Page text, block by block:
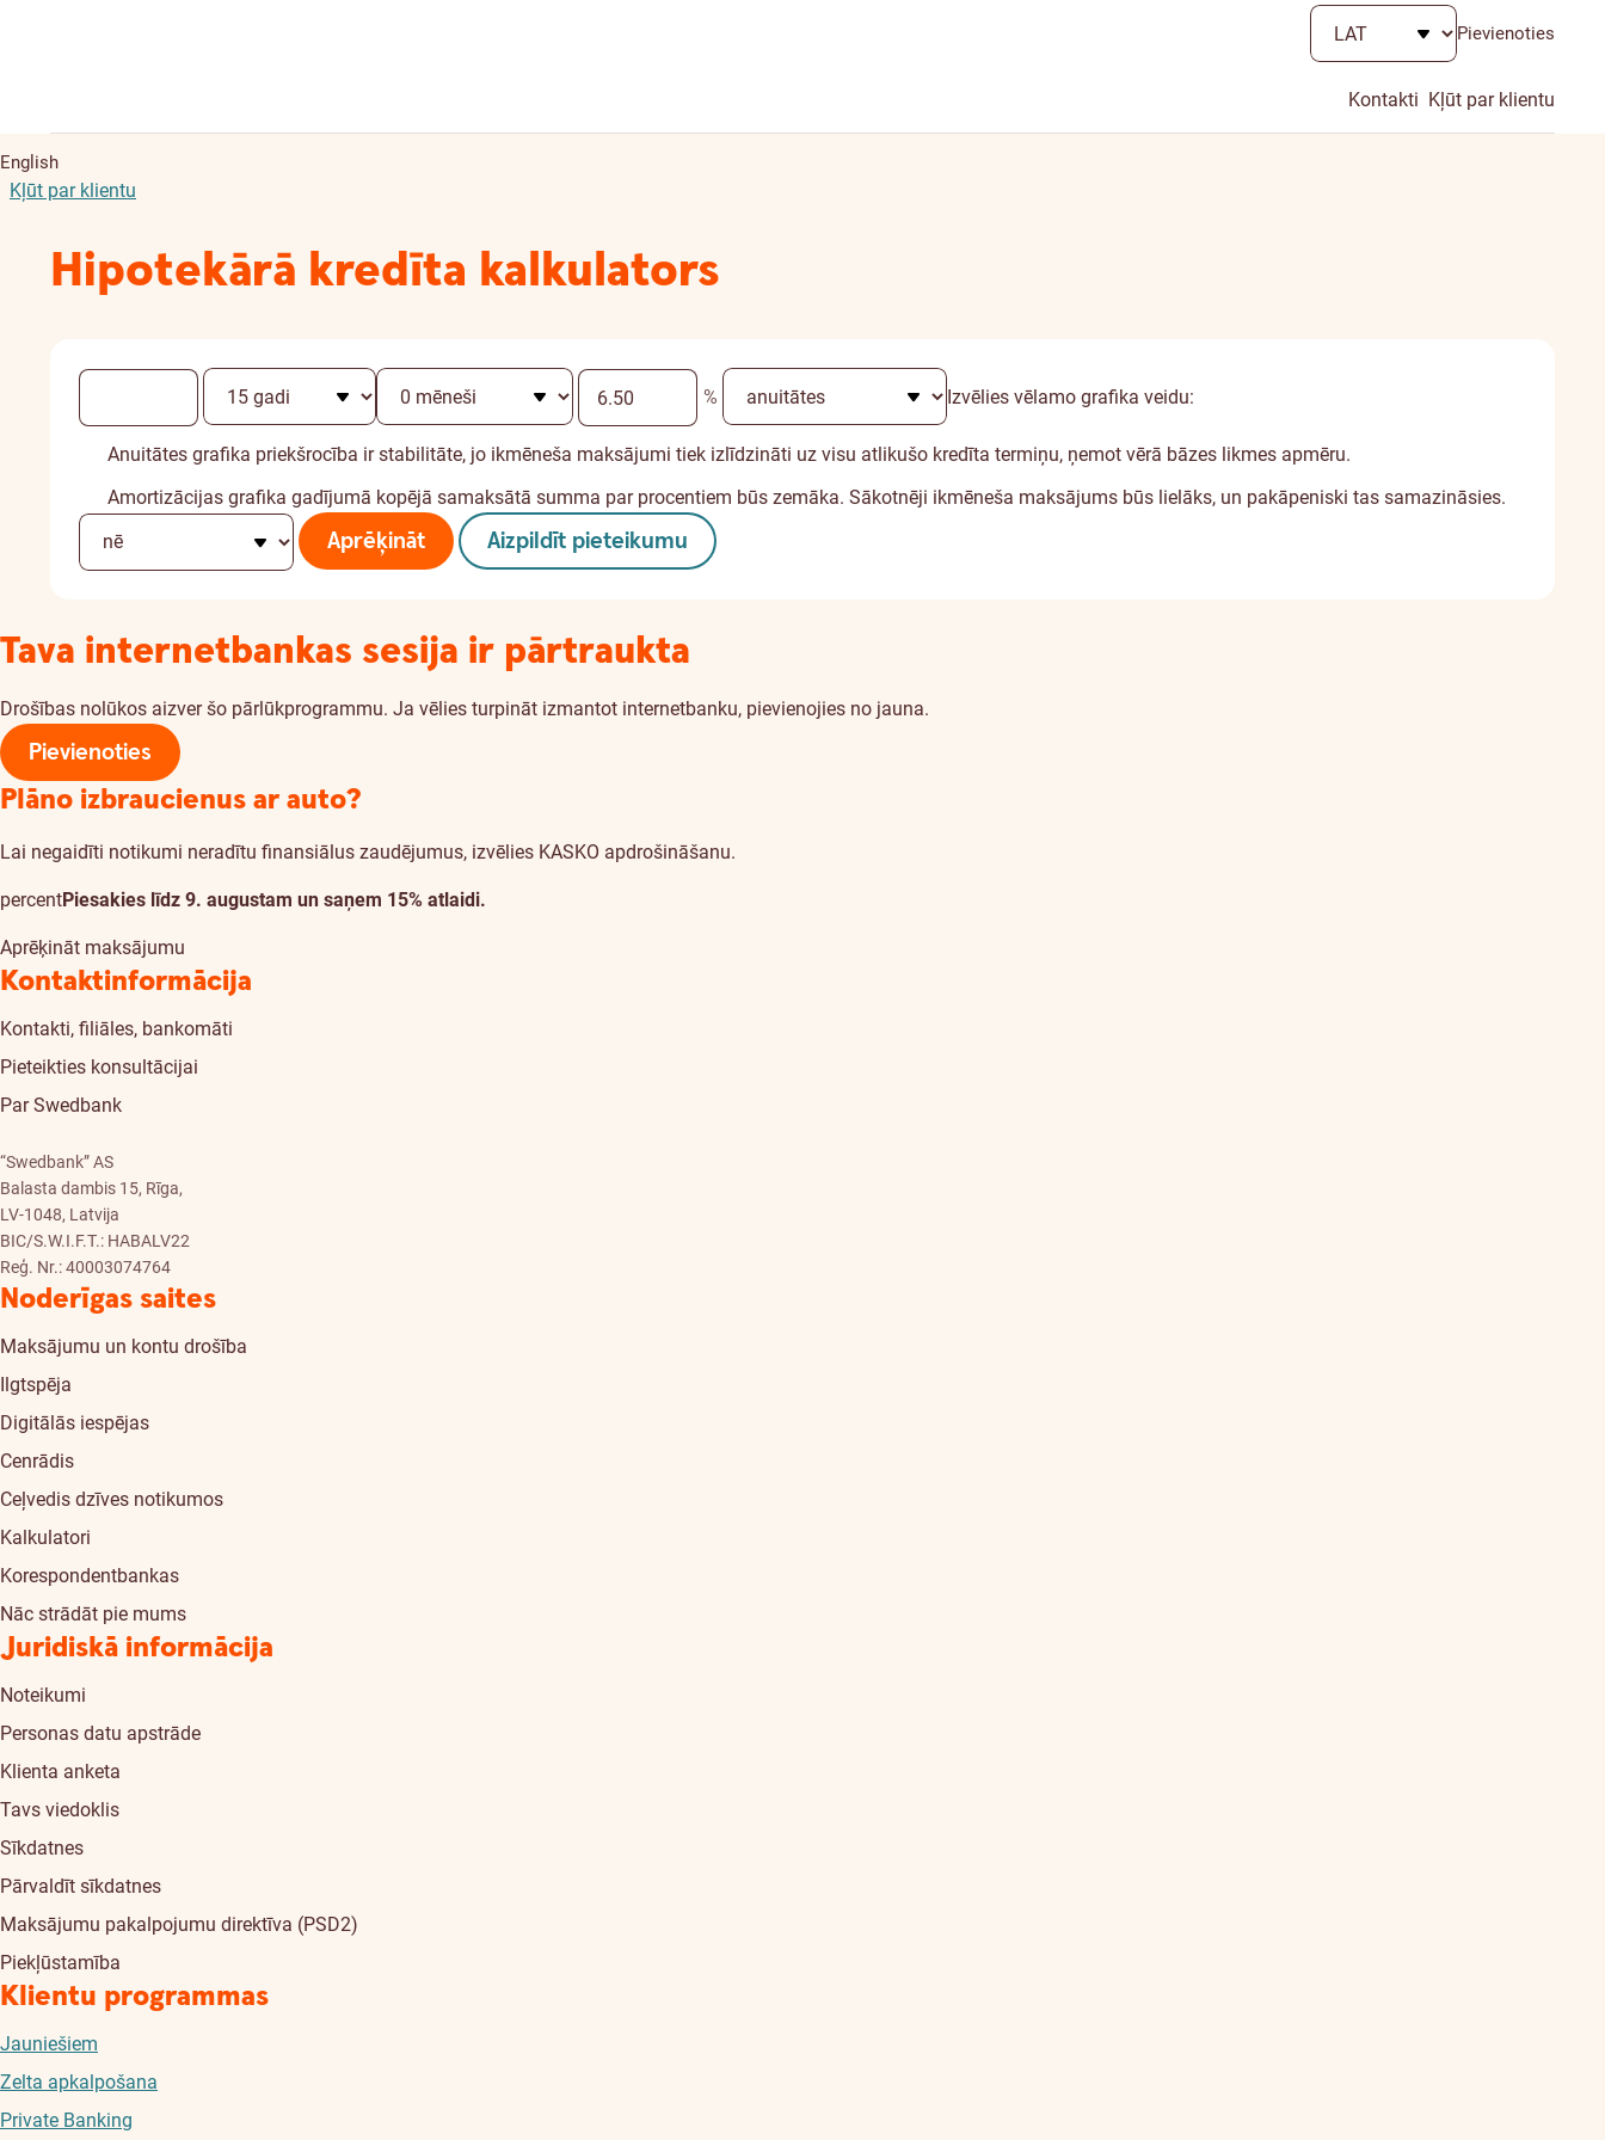
Pievienoties
Kontakti Kļūt par klientu
English
Kļūt par klientu
Hipotekārā kredīta kalkulators
% Izvēlies vēlamo grafika veidu:
Anuitātes grafika priekšrocība ir stabilitāte, jo ikmēneša maksājumi tiek izlīdzināti uz visu atlikušo kredīta termiņu, ņemot vērā bāzes likmes apmēru.
Amortizācijas grafika gadījumā kopējā samaksātā summa par procentiem būs zemāka. Sākotnēji ikmēneša maksājums būs lielāks, un pakāpeniski tas samazināsies.
Aprēķināt Aizpildīt pieteikumu
Tava internetbankas sesija ir pārtraukta
Drošības nolūkos aizver šo pārlūkprogrammu. Ja vēlies turpināt izmantot internetbanku, pievienojies no jauna.
Pievienoties
Plāno izbraucienus ar auto?
Lai negaidīti notikumi neradītu finansiālus zaudējumus, izvēlies KASKO apdrošināšanu.
percentPiesakies līdz 9. augustam un saņem 15% atlaidi.
Aprēķināt maksājumu
Kontaktinformācija
Kontakti, filiāles, bankomāti
Pieteikties konsultācijai
Par Swedbank
“Swedbank” AS
Balasta dambis 15, Rīga,
LV-1048, Latvija
BIC/S.W.I.F.T.: HABALV22
Reģ. Nr.: 40003074764
Noderīgas saites
Maksājumu un kontu drošība
Ilgtspēja
Digitālās iespējas
Cenrādis
Ceļvedis dzīves notikumos
Kalkulatori
Korespondentbankas
Nāc strādāt pie mums
Juridiskā informācija
Noteikumi
Personas datu apstrāde
Klienta anketa
Tavs viedoklis
Sīkdatnes
Pārvaldīt sīkdatnes
Maksājumu pakalpojumu direktīva (PSD2)
Piekļūstamība
Klientu programmas
Jauniešiem
Zelta apkalpošana
Private Banking